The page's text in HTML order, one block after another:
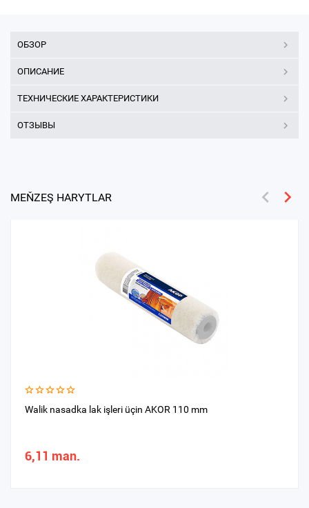
ОБЗОР
ОПИСАНИЕ
ТЕХНИЧЕСКИЕ ХАРАКТЕРИСТИКИ
ОТЗЫВЫ
MEŇZEŞ HARYTLAR
Walik nasadka lak işleri üçin AKOR 110 mm
6,11 man.